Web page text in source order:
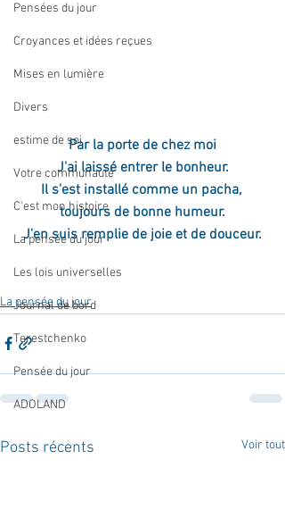
Pensées du jour
Croyances et idées reçues
Mises en lumière
Divers
estime de soi
Votre communauté
C'est mon histoire
La pensée du jour
Les lois universelles
Journal de bord
Terestchenko
Pensée du jour
ADOLAND
Par la porte de chez moi
J'ai laissé entrer le bonheur.
Il s'est installé comme un pacha,
toujours de bonne humeur.
J'en suis remplie de joie et de douceur.
La pensée du jour
Posts récents Voir tout